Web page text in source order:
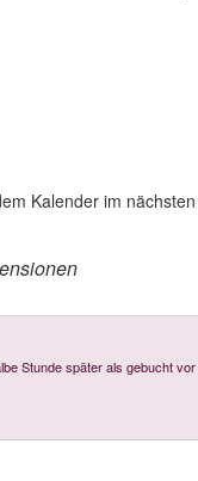
Kalender im
Stunde später als gebucht